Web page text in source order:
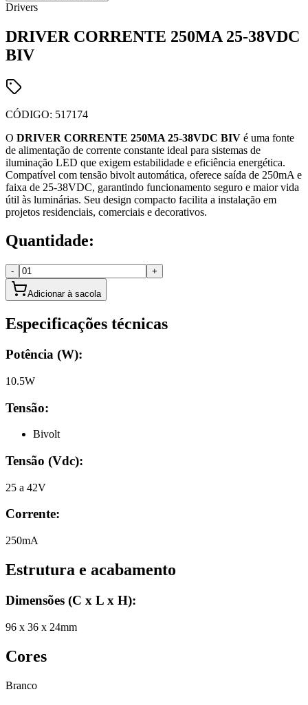
Drivers
DRIVER CORRENTE 250MA 25-38VDC
BIV
CÓDIGO: 517174
O DRIVER CORRENTE 250MA 25-38VDC BIV é uma fonte
de alimentação de corrente constante ideal para sistemas de
iluminação LED que exigem estabilidade e eficiência energética.
Compatível com tensão bivolt automática, oferece saída de 250mA e
faixa de 25-38VDC, garantindo funcionamento seguro e maior vida
útil às luminárias. Seu design compacto facilita a instalação em
projetos residenciais, comerciais e decorativos.
Quantidade:
- +
Adicionar à sacola
Especificações técnicas
Potência (W):
10.5W
Tensão:
Bivolt
Tensão (Vdc):
25 a 42V
Corrente:
250mA
Estrutura e acabamento
Dimensões (C x L x H):
96 x 36 x 24mm
Cores
Branco